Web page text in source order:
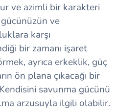
ve azimli bir karakteri
ve
karşı
bir zamanı işaret
ayrıca erkeklik, güç
ön plana çıkacağı bir
savunma gücünü
arzusuyla ilgili olabilir.